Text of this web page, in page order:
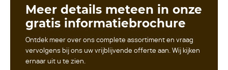
Meer details meteen in onze
gratis informatiebrochure
Ontdek meer over ons complete assortiment en vraag
vervolgens bij ons uw vrijblijvende offerte aan. Wij kijken
ernaar uit u te zien.